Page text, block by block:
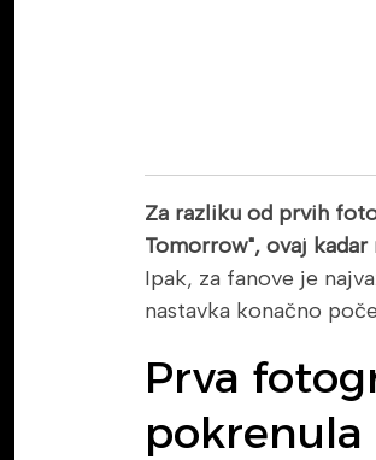
Za razliku od prvih
Tomorrow", ovaj
Ipak, za fanove je
nastavka konačno
Prva